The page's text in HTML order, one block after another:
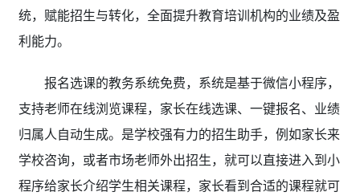
统，赋能招生与转化，全面提升教育培训机构的业绩及盈
利能力。
报名选课的教务系统免费，系统是基于微信小程序，
支持老师在线浏览课程，家长在线选课、一键报名、业绩
归属人自动生成。是学校强有力的招生助手，例如家长来
学校咨询，或者市场老师外出招生，就可以直接进入到小
程序给家长介绍学生相关课程，家长看到合适的课程就可